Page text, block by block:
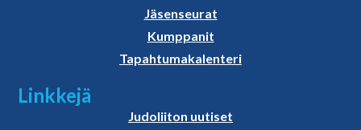
Jäsenseurat
Kumppanit
Tapahtumakalenteri
Linkkejä
Judoliiton uutiset